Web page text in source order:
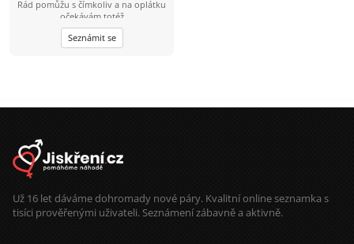
Rád pomůžu s čímkoliv a na oplátku
očekávám totéž
Seznámit se
Už 16 let dáváme dohromady nové páry. Kvalitní online seznamka s
tisíci prověřenými uživateli. Seznámení zábavně a aktivně.